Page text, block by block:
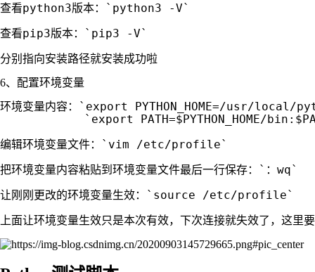
查看python3版本：`python3 -V`
查看pip3版本：`pip3 -V`
6、配置环境变量
环境变量内容：`export PYTHON_HOME=/usr/local/
`export PATH=$PYTHON_HOME/
编辑环境变量文件：`vim /etc/profile`
把环境变量内容粘贴到环境变量文件最后一行保存：`：wq`
让刚刚更改的环境变量生效：`source /etc/profile`